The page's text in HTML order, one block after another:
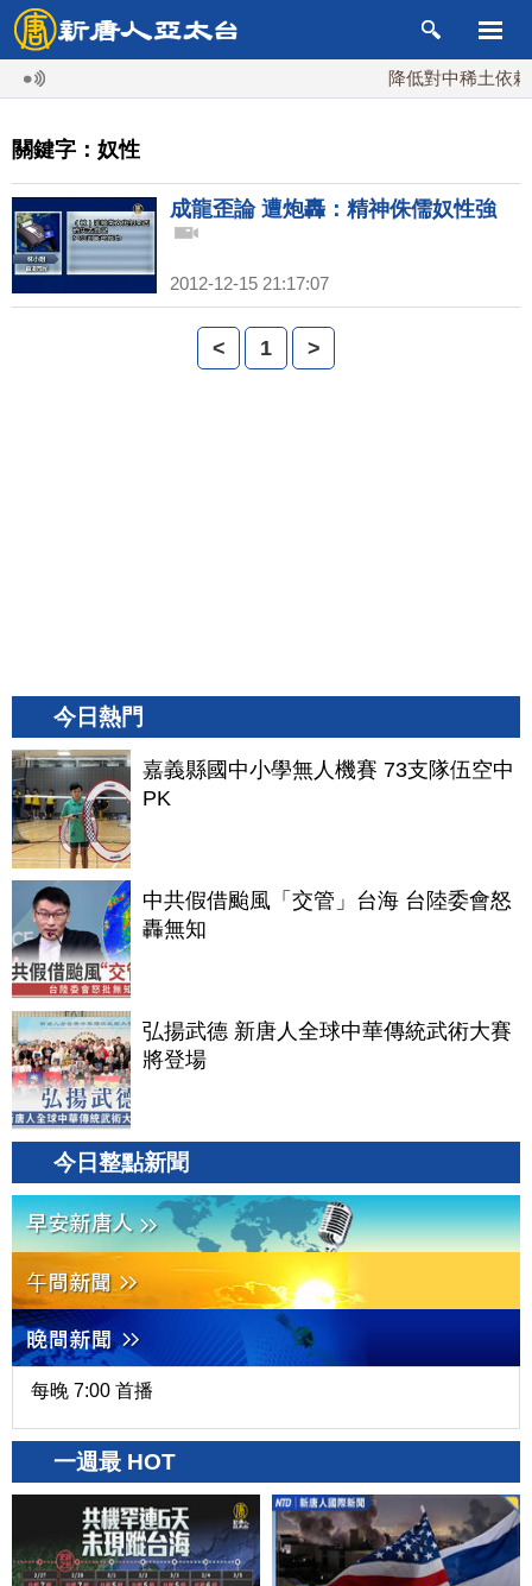
降低對中稀土依賴
關鍵字：奴性
成龍歪論 遭炮轟：精神侏儒奴性強
2012-12-15 21:17:07
< 1 >
今日熱門
嘉義縣國中小學無人機賽 73支隊伍空中
PK
中共假借颱風「交管」台海 台陸委會怒
轟無知
弘揚武德 新唐人全球中華傳統武術大賽
將登場
今日整點新聞
每晚 7:00 首播
一週最 HOT